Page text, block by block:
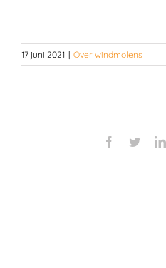
17 juni 2021 | Over windmolens
Facebook
Twitter